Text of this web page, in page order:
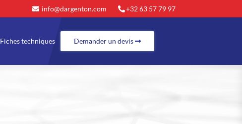
info@dargenton.com +32 63 57 79 97
Fiches techniques Demander un devis